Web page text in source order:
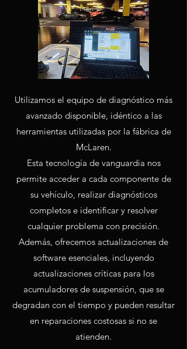
Utilizamos el equipo de diagnóstico más
avanzado disponible, idéntico a las
herramientas utilizadas por la fábrica de
McLaren.
Esta tecnología de vanguardia nos
permite acceder a cada componente de
su vehículo, realizar diagnósticos
completos e identificar y resolver
cualquier problema con precisión.
Además, ofrecemos actualizaciones de
software esenciales, incluyendo
actualizaciones críticas para los
acumuladores de suspensión, que se
degradan con el tiempo y pueden resultar
en reparaciones costosas si no se
atienden.